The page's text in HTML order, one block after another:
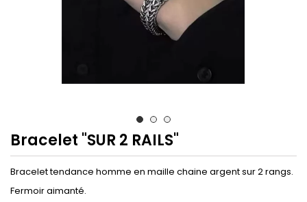
Bracelet "SUR 2 RAILS"
Bracelet tendance homme en maille chaine argent sur 2 rangs.
Fermoir aimanté.